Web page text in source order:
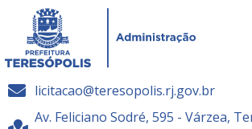
licitacao@teresopolis.rj.gov.br
Av. Feliciano Sodré, 595 - Várzea,